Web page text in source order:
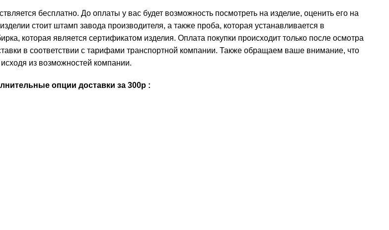
бесплатно. До оплаты у вас будет возможность посмотреть на изделие, оценить его на
стоит штамп завода производителя, а также проба, которая устанавливается в
которая является сертификатом изделия. Оплата покупки происходит только после осмотра
в соответствии с тарифами транспортной компании. Также обращаем ваше внимание, что
из возможностей компании.
опции доставки за 300р :